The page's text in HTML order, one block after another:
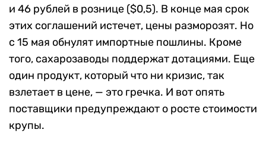
и 46 рублей в рознице ($0,5). В конце мая срок
этих соглашений истечет, цены разморозят. Но
с 15 мая обнулят импортные пошлины. Кроме
того, сахарозаводы поддержат дотациями. Еще
один продукт, который что ни кризис, так
взлетает в цене, — это гречка. И вот опять
поставщики предупреждают о росте стоимости
крупы.